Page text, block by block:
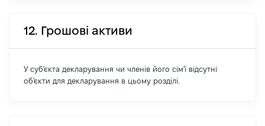
12. Грошові активи
У суб'єкта декларування чи членів його сім'ї відсутні
об'єкти для декларування в цьому розділі.